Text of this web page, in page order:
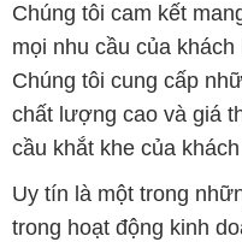
Chúng tôi cam kết
mọi nhu cầu của
Chúng tôi cung cấp
chất lượng cao và giá
cầu khắt khe của
Uy tín là một trong
trong hoạt động kinh